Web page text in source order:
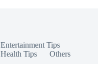
Entertainment Tips
Health Tips Others